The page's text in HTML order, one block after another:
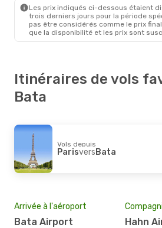
Les prix indiqués ci-dessous étaient
trois derniers jours pour la période
pas être considérés comme le prix
que la disponibilité et les prix sont
Itinéraires de vols
Bata
Vols depuis
ParisversBata
Arrivée à l'aéroport
Bata Airport Hahn